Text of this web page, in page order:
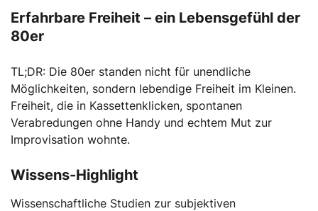
Erfahrbare Freiheit – ein Lebensgefühl der
80er
TL;DR: Die 80er standen nicht für unendliche
Möglichkeiten, sondern lebendige Freiheit im Kleinen.
Freiheit, die in Kassettenklicken, spontanen
Verabredungen ohne Handy und echtem Mut zur
Improvisation wohnte.
Wissens-Highlight
Wissenschaftliche Studien zur subjektiven